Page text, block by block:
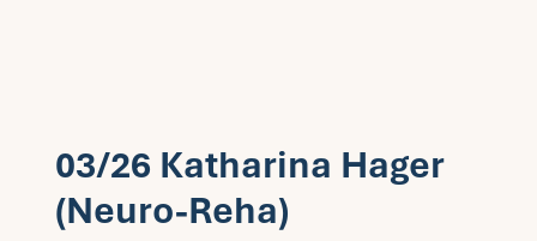
03/26 Katharina Hager
(Neuro-Reha)